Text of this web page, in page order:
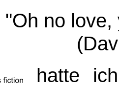
"Oh no love,
hatte